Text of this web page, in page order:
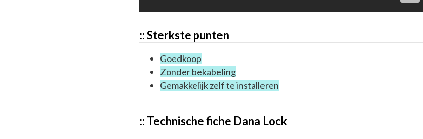
:: Sterkste punten
Goedkoop
Zonder bekabeling
Gemakkelijk zelf te installeren
:: Technische fiche Dana Lock